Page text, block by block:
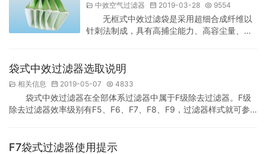
靠 3、安装与维护方便，重量轻，通用性强
4、可带镀锌框、铝合金框、塑料框或不锈钢
框 5、采用无缝焊接技术，确保了运行的高度
中效空气过滤器 2019-03-28 9554
无框式中效过滤袋是采用超细合成纤维以
针刺法制成，具有高捕尘能力、高容尘量、高
选择。尺寸可按客户需求定制。无框式中效过
均采用超音波方式熔合，具有良好之气密性及
结合强度，不产生漏气或破裂。 无框式中效过
滤袋特点： 1、滤料采用好的合成纤维与微纤
袋式中效过滤器选取说明
相关信息 2019-05-07 4833
袋式中效过滤器在全部体系过滤器中属于F级除去过滤器。F级
除去过滤器效率级别有F5、F6、F7、F8、F9，过滤器样式就可参
滤器优势： 袋式中效过滤器首要是当成大多数HVAC系统的尾部过
F7袋式过滤器使用提示